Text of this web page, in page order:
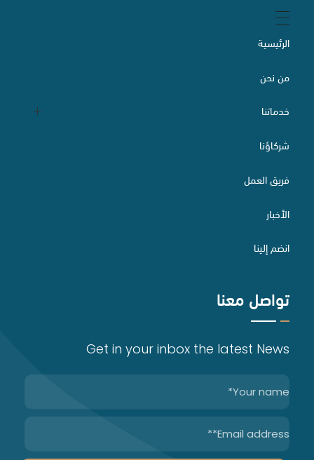
حقوق الملكية الفكرية
اعداد لوائح تنظيم العمل
الرئيسية
من نحن
خدماتنا
التقاضي والسبل البديلة لتسوية المنازعات
الاستثمار الأجنبي وتراخيصه
التحكيم
شركاؤنا
فريق العمل
الأخبار
انضم إلينا
تواصل معنا
Get in your inbox the latest News